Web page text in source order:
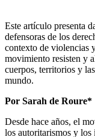
Este artículo presenta
defensoras de los
contexto de violencias
movimiento resisten y
cuerpos, territorios y
mundo.
Por Sarah de Roure*
Desde hace años, el
los autoritarismos y los